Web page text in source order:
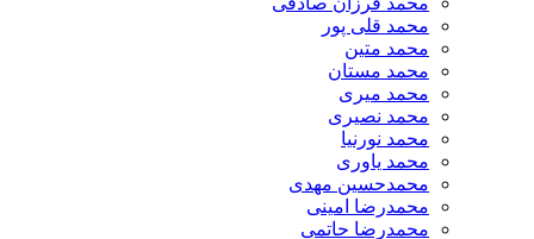
محمد قلی پور
محمد متین
محمد مستان
محمد میری
محمد نصیری
محمد نورنیا
محمد یاوری
محمدحسین مهدی
محمدرضا امینی
محمدرضا حاتمی